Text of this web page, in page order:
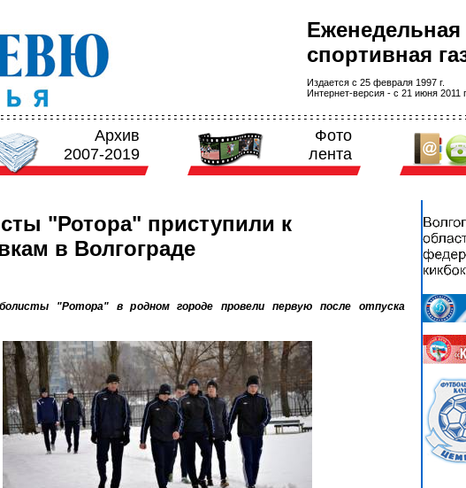
Еженедельная
спортивная
Издается с 25 февраля 1997 г.
Интернет-версия - с 21 июня 2011 г.
Архив
2007-2019
Фото
лента
"Ротора" приступили к
в Волгограде
"Ротора" в родном городе провели первую после отпуска